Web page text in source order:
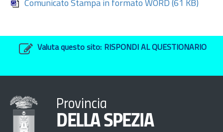
Comunicato Stampa in formato WORD (61 KB)
Valuta questo sito: RISPONDI AL QUESTIONARIO
Provincia
DELLA SPEZIA